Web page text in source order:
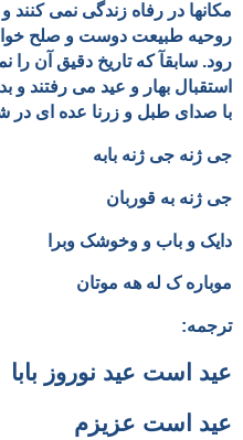
مکانها در رفاه زندگی نمی کنند
روحیه طبیعت دوست و صلح
رود. سابقآ که تاریخ دقیق آن را
استقبال بهار و عید می رفتند و
با صدای طبل و زرنا عده ای در
جی ژنه جی ژنه بابه
جی ژنه به قوربان
دایک و باب و وخوشک وبرا
موباره ک له هه موتان
ترجمه:
عید است عید نوروز بابا
عید است عزیزم